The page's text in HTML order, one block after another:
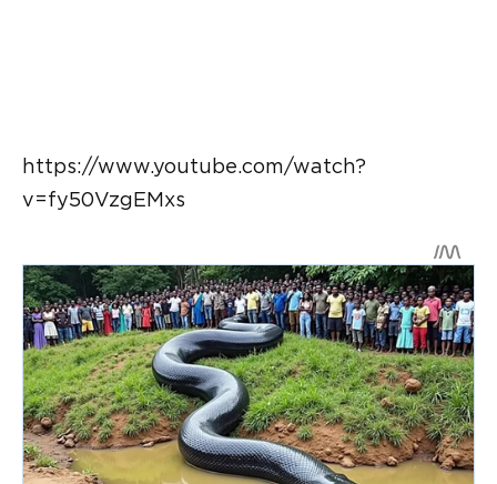
https://www.youtube.com/watch?
v=fy50VzgEMxs